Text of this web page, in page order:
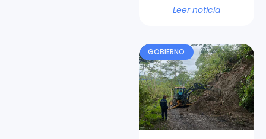
Leer noticia
GOBIERNO